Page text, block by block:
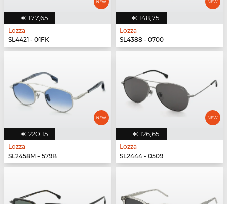
€ 177,65
Lozza
SL4421 - 01FK
€ 148,75
Lozza
SL4388 - 0700
€ 220,15
Lozza
SL2458M - 579B
€ 126,65
Lozza
SL2444 - 0509